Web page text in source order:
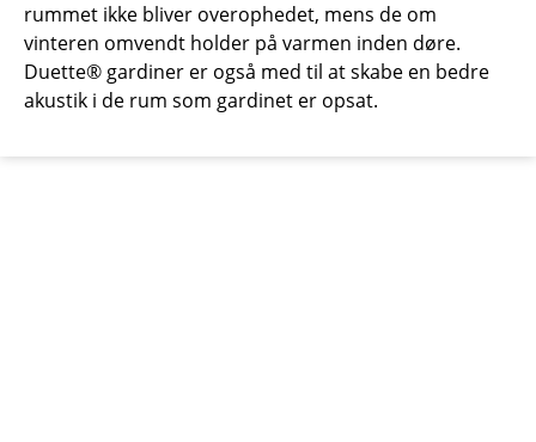
rummet ikke bliver overophedet, mens de om
vinteren omvendt holder på varmen inden døre.
Duette® gardiner er også med til at skabe en bedre
akustik i de rum som gardinet er opsat.